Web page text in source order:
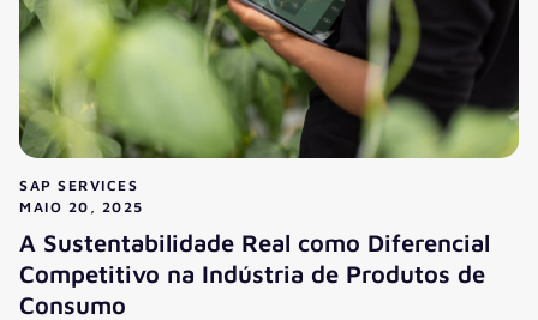
SAP SERVICES
MAIO 20, 2025
A Sustentabilidade Real como Diferencial
Competitivo na Indústria de Produtos de
Consumo